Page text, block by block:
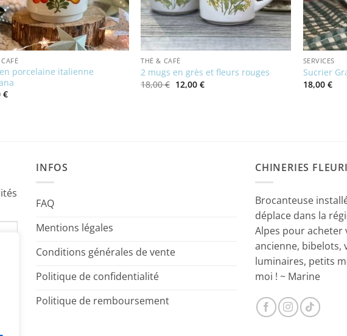
porcelaine italienne
€
THÉ & CAFÉ
2 mugs en grès et fleurs rouges
18,00€ Le
prix
12,00 €Le
SERVICES
Sucrier
18,00 €
INFOS
FAQ
Mentions légales
Conditions générales de vente
Politique de confidentialité
Politique de remboursement
CHINERIES
Brocanteuse
déplace dans la
Alpes pour acheter
ancienne, bibelots,
luminaires, petits
moi ! ~ Marine